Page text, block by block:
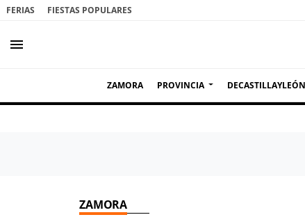
FERIAS FIESTAS POPULARES
menu
ZAMORA PROVINCIA DECASTILLAYLEÓN
ZAMORA